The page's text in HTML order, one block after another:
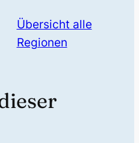
Übersicht alle
Regionen